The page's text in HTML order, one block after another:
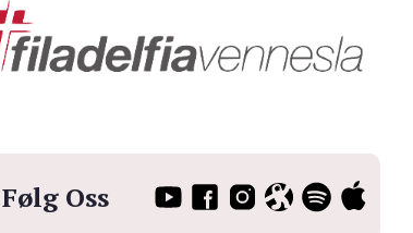
Følg Oss